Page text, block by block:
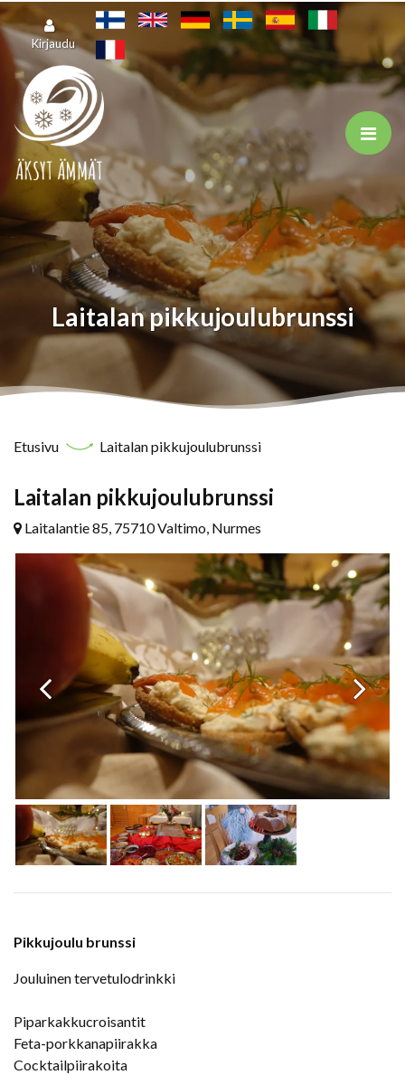
Siirry pääsisältöön
Kirjaudu
Laitalan pikkujoulubrunssi
Etusivu Laitalan pikkujoulubrunssi
Laitalan pikkujoulubrunssi
Laitalantie 85, 75710 Valtimo, Nurmes
Pikkujoulu brunssi
Jouluinen tervetulodrinkki
Piparkakkucroisantit
Feta-porkkanapiirakka
Cocktailpiirakoita